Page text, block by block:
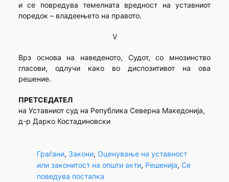
и се повредува темелната вредност на уставниот
поредок – владеењето на правото.
V
Врз основа на наведеното, Судот, со мнозинство
гласови, одлучи како во диспозитивот на ова
решение.
ПРЕТСЕДАТЕЛ
на Уставниот суд на Република Северна Македонија,
д-р Дарко Костадиновски
Граѓани, Закони, Оценување на уставност
или законитост на општи акти, Решенија, Се
поведува постапка